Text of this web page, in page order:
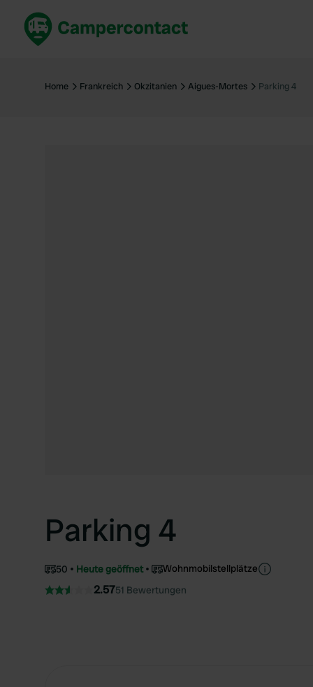
Deutschland
Home Frankreich Okzitanien Aigues-Mortes Parking 4
Parking 4
50 Heute geöffnet Wohnmobilstellplätze
2.5751 Bewertungen